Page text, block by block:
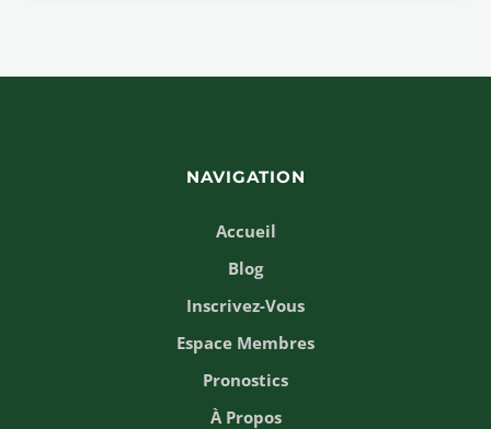
NAVIGATION
Accueil
Blog
Inscrivez-Vous
Espace Membres
Pronostics
À Propos